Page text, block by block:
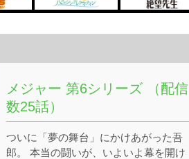
メジャー 第6シリーズ （配信
数25話）
ついに「夢の舞台」にかけあがった吾
郎。 本当の闘いが、いよいよ幕を開け